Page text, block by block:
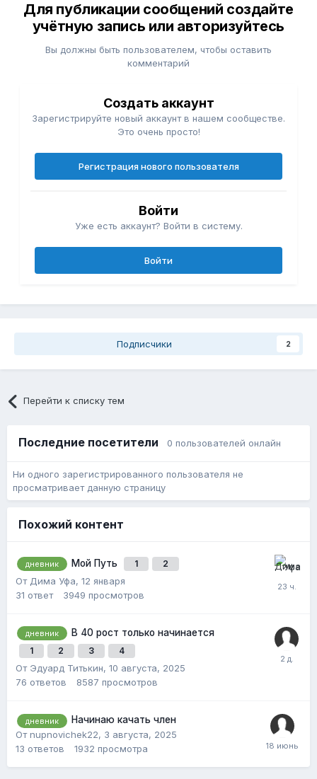
Для публикации сообщений создайте
учётную запись или авторизуйтесь
Вы должны быть пользователем, чтобы оставить
комментарий
Создать аккаунт
Зарегистрируйте новый аккаунт в нашем сообществе.
Это очень просто!
Регистрация нового пользователя
Войти
Уже есть аккаунт? Войти в систему.
Войти
Подписчики 2
Перейти к списку тем
Последние посетители 0 пользователей онлайн
Ни одного зарегистрированного пользователя не
просматривает данную страницу
Похожий контент
дневник Мой Путь 1 2
От Дима Уфа, 12 января
31 ответ 3949 просмотров
дневник В 40 рост только начинается
1 2 3 4
От Эдуард Титькин, 10 августа, 2025
76 ответов 8587 просмотров
дневник
Начинаю качать член
От nupnovichek22, 3 августа, 2025
13 ответов 1932 просмотра